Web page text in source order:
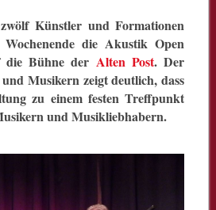
Künstler und Formationen
die Akustik Open
die Bühne der Alten Post. Der
Musikern zeigt deutlich, dass
zu einem festen Treffpunkt
und Musikliebhabern.